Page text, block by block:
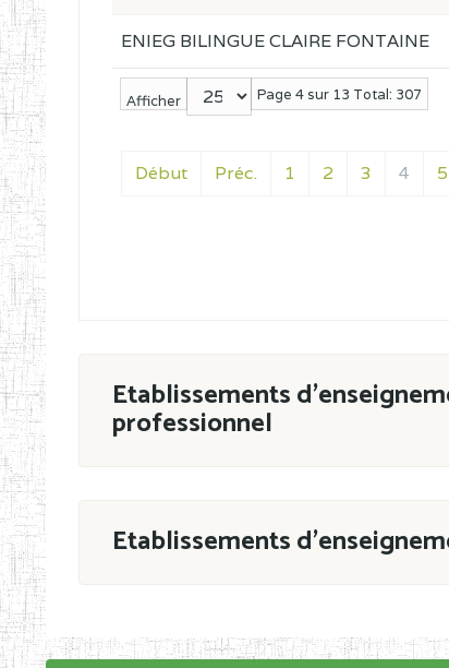
Afficher Page 4 sur 13 Total: 307
Début Préc. 1 2 3 4 5
ENIEG BILINGUE CLAIRE FONTAINE
Etablissements
professionnel
ESTP
Etablissements
En application de la Décision N°90/